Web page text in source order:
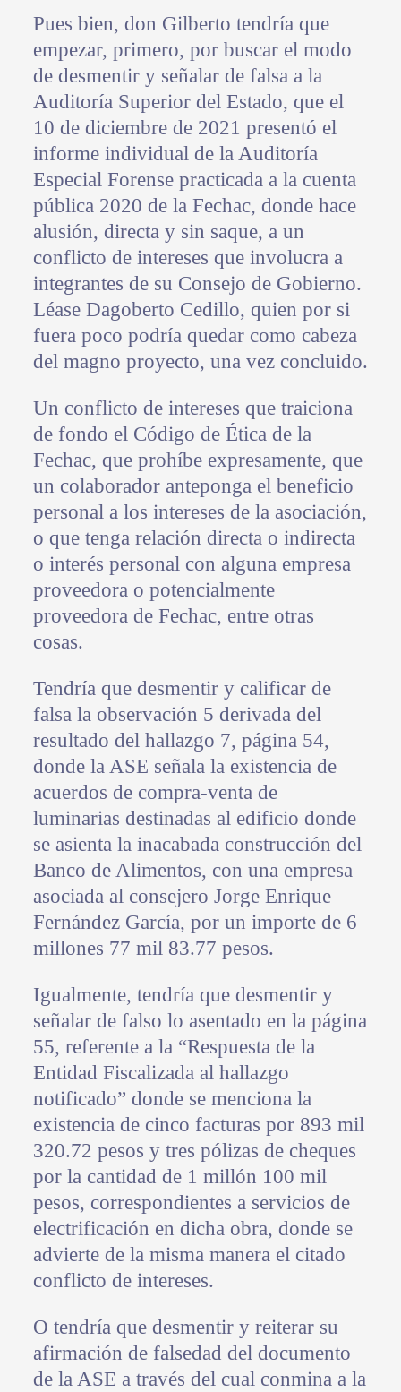
Pues bien, don Gilberto tendría que
empezar, primero, por buscar el modo
de desmentir y señalar de falsa a la
Auditoría Superior del Estado, que el
10 de diciembre de 2021 presentó el
informe individual de la Auditoría
Especial Forense practicada a la cuenta
pública 2020 de la Fechac, donde hace
alusión, directa y sin saque, a un
conflicto de intereses que involucra a
integrantes de su Consejo de Gobierno.
Léase Dagoberto Cedillo, quien por si
fuera poco podría quedar como cabeza
del magno proyecto, una vez concluido.
Un conflicto de intereses que traiciona
de fondo el Código de Ética de la
Fechac, que prohíbe expresamente, que
un colaborador anteponga el beneficio
personal a los intereses de la asociación,
o que tenga relación directa o indirecta
o interés personal con alguna empresa
proveedora o potencialmente
proveedora de Fechac, entre otras
cosas.
Tendría que desmentir y calificar de
falsa la observación 5 derivada del
resultado del hallazgo 7, página 54,
donde la ASE señala la existencia de
acuerdos de compra-venta de
luminarias destinadas al edificio donde
se asienta la inacabada construcción del
Banco de Alimentos, con una empresa
asociada al consejero Jorge Enrique
Fernández García, por un importe de 6
millones 77 mil 83.77 pesos.
Igualmente, tendría que desmentir y
señalar de falso lo asentado en la página
55, referente a la “Respuesta de la
Entidad Fiscalizada al hallazgo
notificado” donde se menciona la
existencia de cinco facturas por 893 mil
320.72 pesos y tres pólizas de cheques
por la cantidad de 1 millón 100 mil
pesos, correspondientes a servicios de
electrificación en dicha obra, donde se
advierte de la misma manera el citado
conflicto de intereses.
O tendría que desmentir y reiterar su
afirmación de falsedad del documento
de la ASE a través del cual conmina a la